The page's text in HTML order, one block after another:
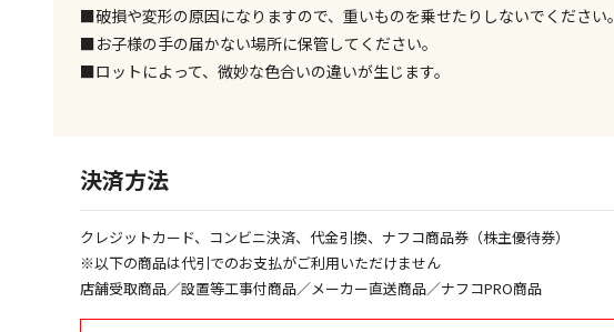
■破損や変形の原因になりますので、重いものを乗せたりしないでください。
■お子様の手の届かない場所に保管してください。
■ロットによって、微妙な色合いの違いが生じます。
決済方法
クレジットカード、コンビニ決済、代金引換、ナフコ商品券（株主優待券）
※以下の商品は代引でのお支払がご利用いただけません
店舗受取商品／設置等工事付商品／メーカー直送商品／ナフコPRO商品